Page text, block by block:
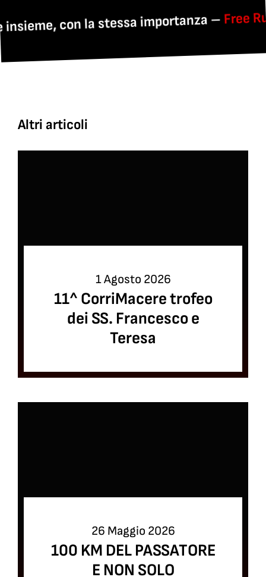
con la stessa importanza –Free
Altri articoli
1 Agosto 2026
11^ CorriMacere trofeo
dei SS. Francesco e
Teresa
26 Maggio 2026
100 KM DEL PASSATORE
E NON SOLO